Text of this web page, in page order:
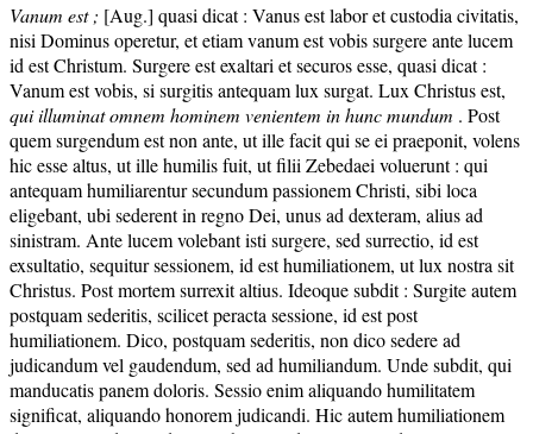
Vanum est ; [Aug.] quasi dicat : Vanus est labor et custodia civitatis,
nisi Dominus operetur, et etiam vanum est vobis surgere ante lucem
id est Christum. Surgere est exaltari et securos esse, quasi dicat :
Vanum est vobis, si surgitis antequam lux surgat. Lux Christus est,
qui illuminat omnem hominem venientem in hunc mundum . Post
quem surgendum est non ante, ut ille facit qui se ei praeponit, volens
hic esse altus, ut ille humilis fuit, ut filii Zebedaei voluerunt : qui
antequam humiliarentur secundum passionem Christi, sibi loca
eligebant, ubi sederent in regno Dei, unus ad dexteram, alius ad
sinistram. Ante lucem volebant isti surgere, sed surrectio, id est
exsultatio, sequitur sessionem, id est humiliationem, ut lux nostra sit
Christus. Post mortem surrexit altius. Ideoque subdit : Surgite autem
postquam sederitis, scilicet peracta sessione, id est post
humiliationem. Dico, postquam sederitis, non dico sedere ad
judicandum vel gaudendum, sed ad humiliandum. Unde subdit, qui
manducatis panem doloris. Sessio enim aliquando humilitatem
significat, aliquando honorem judicandi. Hic autem humiliationem